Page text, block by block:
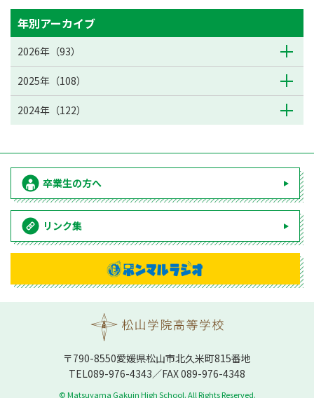
年別アーカイブ
2026年（93）
2025年（108）
2024年（122）
卒業生の方へ
リンク集
〒790-8550愛媛県松⼭市北久⽶町815番地
TEL089-976-4343／FAX 089-976-4348
© Matsuyama Gakuin High School. All Rights Reserved.